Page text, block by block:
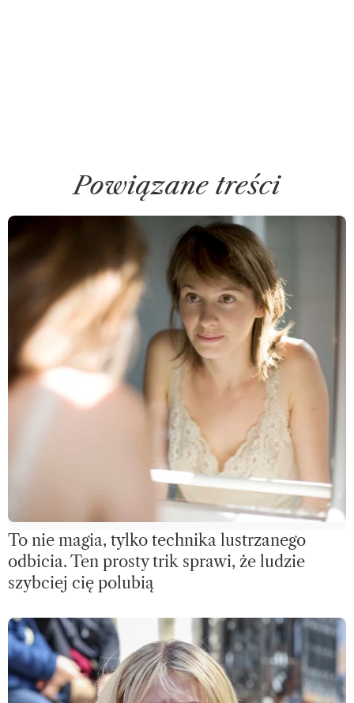
Powiązane treści
To nie magia, tylko technika lustrzanego
odbicia. Ten prosty trik sprawi, że ludzie
szybciej cię polubią